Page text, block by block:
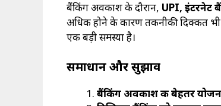
बैंकिंग अवकाश के दौरान, UPI, इंटरनेट
अधिक होने के कारण तकनीकी दिक्कतें
एक बड़ी समस्या है।
समाधान और सुझाव
बैंकिंग अवकाश की बेहतर